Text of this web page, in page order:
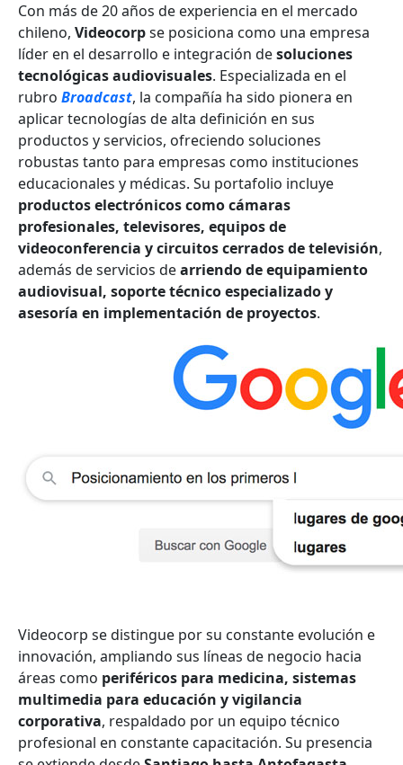
Con más de 20 años de experiencia en el mercado
chileno, Videocorpse posiciona como una empresa
líder en el desarrollo e integración desoluciones
tecnológicas audiovisuales. Especializada en el
rubro Broadcast, la compañía ha sido pionera en
aplicar tecnologías de alta definición en sus
productos y servicios, ofreciendo soluciones
robustas tanto para empresas como instituciones
educacionales y médicas. Su portafolio incluye
productos electrónicos como cámaras
profesionales, televisores, equipos de
videoconferencia y circuitos cerrados de televisión,
además de servicios dearriendo de equipamiento
audiovisual, soporte técnico especializado y
asesoría en implementación de proyectos.
Videocorp se distingue por su constante evolución e
innovación, ampliando sus líneas de negocio hacia
áreas como periféricos para medicina, sistemas
multimedia para educación y vigilancia
corporativa, respaldado por un equipo técnico
profesional en constante capacitación. Su presencia